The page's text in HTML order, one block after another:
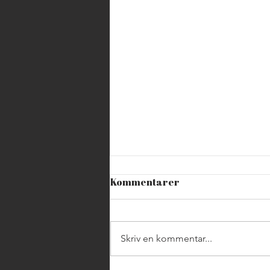
Kommentarer
Skriv en kommentar...